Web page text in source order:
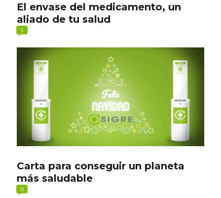
El envase del medicamento, un
aliado de tu salud
1
Carta para conseguir un planeta
más saludable
0